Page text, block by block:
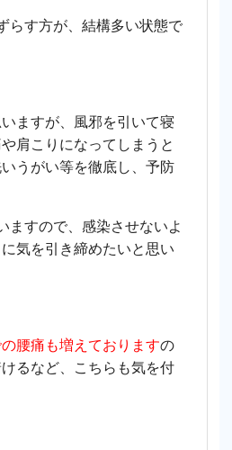
らす方が、結構多い状態で
ますが、風邪を引いて寝
肩こりになってしまうと
うがい等を徹底し、予防
ますので、感染させないよ
気を引き締めたいと思い
腰痛も増えておりますの
るなど、こちらも気を付